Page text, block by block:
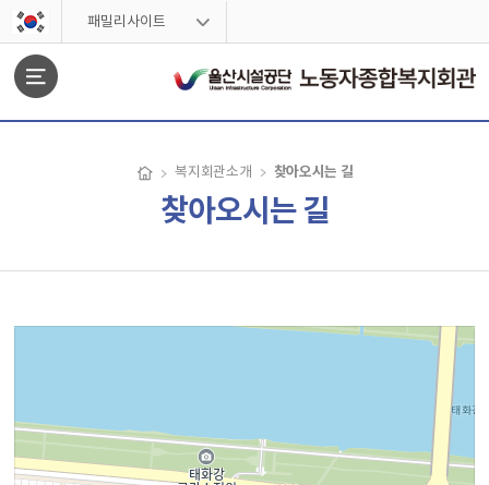
스킵네비게이션
패밀리사이트
복지회관소개 찾아오시는 길
찾아오시는 길